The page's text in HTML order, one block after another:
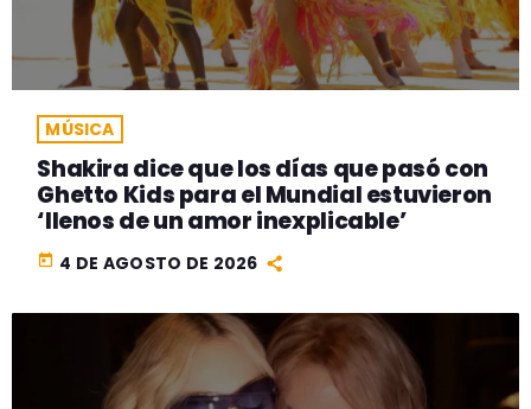
MÚSICA
Shakira dice que los días que pasó con
Ghetto Kids para el Mundial estuvieron
‘llenos de un amor inexplicable’
today 4 DE AGOSTO DE 2026